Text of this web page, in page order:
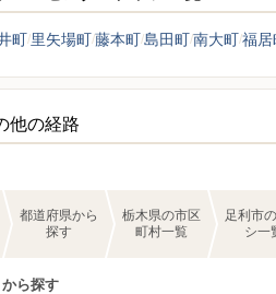
町 里矢場町藤本町島田町南大町福居
他の経路
都道府県から
探す
栃木県の市区
町村一覧
足利市
シ一
ら探す